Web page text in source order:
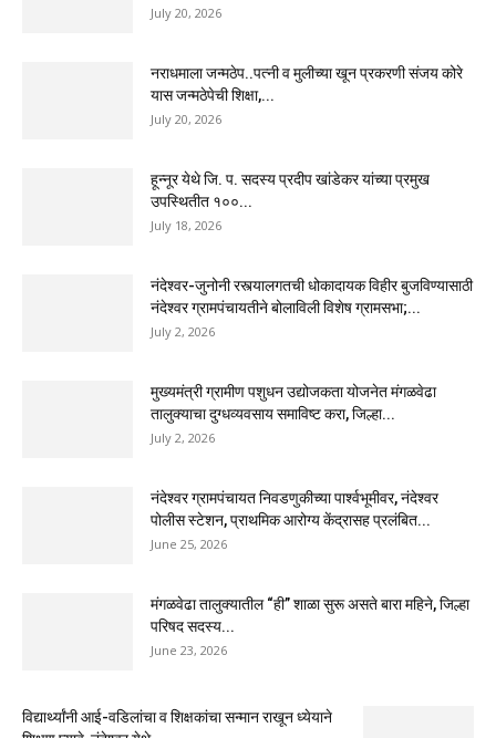
July 20, 2026
नराधमाला जन्मठेप..पत्नी व मुलीच्या खून प्रकरणी संजय कोरे
यास जन्मठेपेची शिक्षा,...
July 20, 2026
हून्नूर येथे जि. प. सदस्य प्रदीप खांडेकर यांच्या प्रमुख
उपस्थितीत १००...
July 18, 2026
नंदेश्वर-जुनोनी रस्त्यालगतची धोकादायक विहीर बुजविण्यासाठी
नंदेश्वर ग्रामपंचायतीने बोलाविली विशेष ग्रामसभा;...
July 2, 2026
मुख्यमंत्री ग्रामीण पशुधन उद्योजकता योजनेत मंगळवेढा
तालुक्याचा दुग्धव्यवसाय समाविष्ट करा, जिल्हा...
July 2, 2026
नंदेश्वर ग्रामपंचायत निवडणुकीच्या पार्श्वभूमीवर, नंदेश्वर
पोलीस स्टेशन, प्राथमिक आरोग्य केंद्रासह प्रलंबित...
June 25, 2026
मंगळवेढा तालुक्यातील “ही” शाळा सुरू असते बारा महिने, जिल्हा
परिषद सदस्य...
June 23, 2026
विद्यार्थ्यांनी आई-वडिलांचा व शिक्षकांचा सन्मान राखून ध्येयाने